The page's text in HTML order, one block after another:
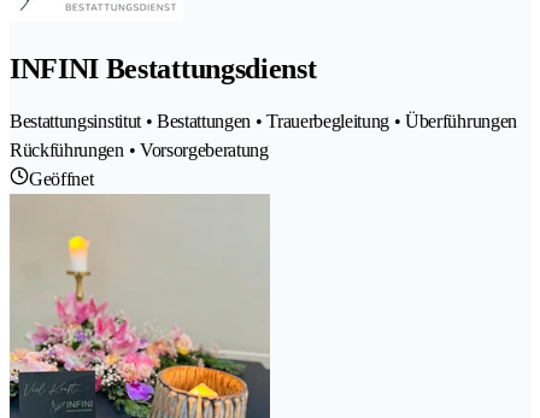
INFINI Bestattungsdienst
Bestattungsinstitut • Bestattungen • Trauerbegleitung • Überführungen
Rückführungen • Vorsorgeberatung
Geöffnet